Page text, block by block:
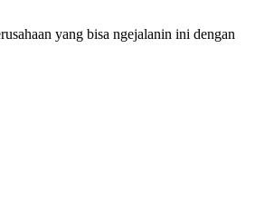
yang bisa ngejalanin ini dengan